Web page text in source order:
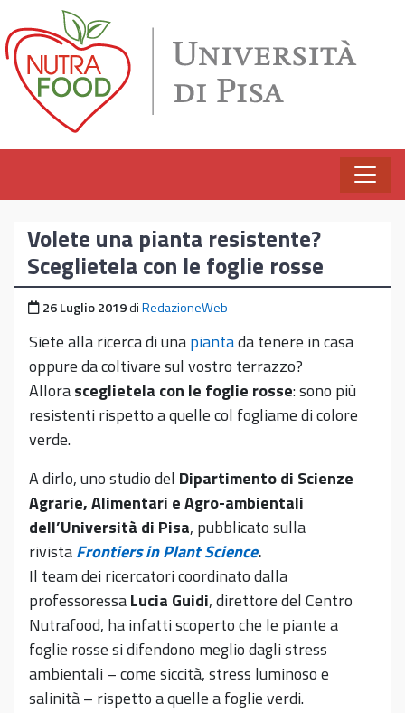
Vai al contenuto
Volete una pianta resistente?
Sceglietela con le foglie rosse
Pubblicato il
26 Luglio 2019diRedazioneWeb
Siete alla ricerca di unapiantada tenere in casa
oppure da coltivare sul vostro terrazzo?
Allorasceglietela con le foglie rosse: sono più
resistenti rispetto a quelle col fogliame di colore
verde.
A dirlo, uno studio del Dipartimento di Scienze
Agrarie, Alimentari e Agro-ambientali
dell’Università di Pisa, pubblicato sulla
rivistaFrontiers in Plant Science.
Il team dei ricercatori coordinato dalla
professoressaLucia Guidi, direttore del Centro
Nutrafood, ha infatti scoperto che le piante a
foglie rosse si difendono meglio dagli stress
ambientali – come siccità, stress luminoso e
salinità – rispetto a quelle a foglie verdi.